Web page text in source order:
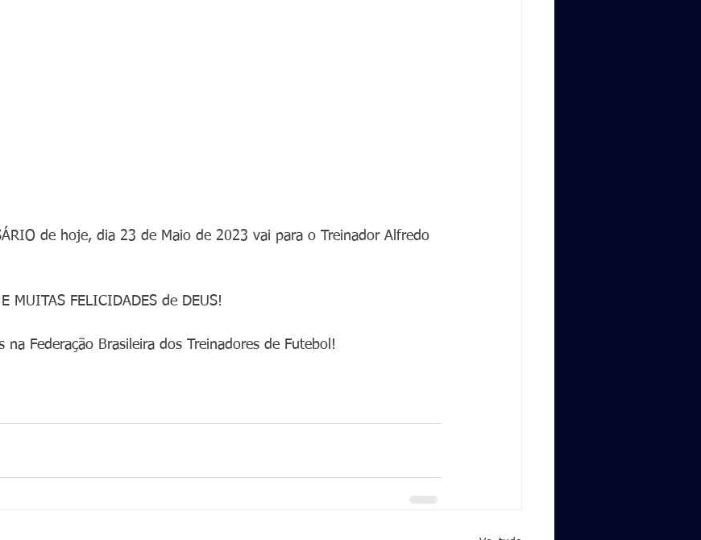
de hoje, dia 23 de Maio de 2023 vai para o Treinador Alfredo
MUITAS FELICIDADES de DEUS!
Federação Brasileira dos Treinadores de Futebol!